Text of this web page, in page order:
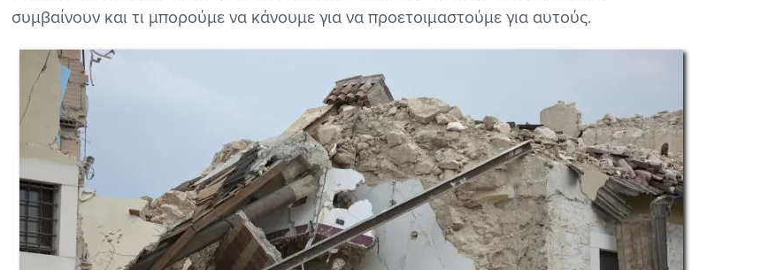
συμβαίνουν και τι μπορούμε να κάνουμε για να προετοιμαστούμε για αυτούς.